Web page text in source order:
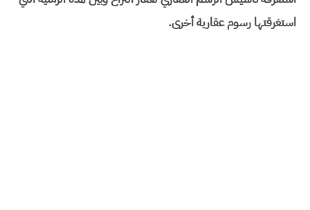
استغرقتها رسوم عقارية أخرى.